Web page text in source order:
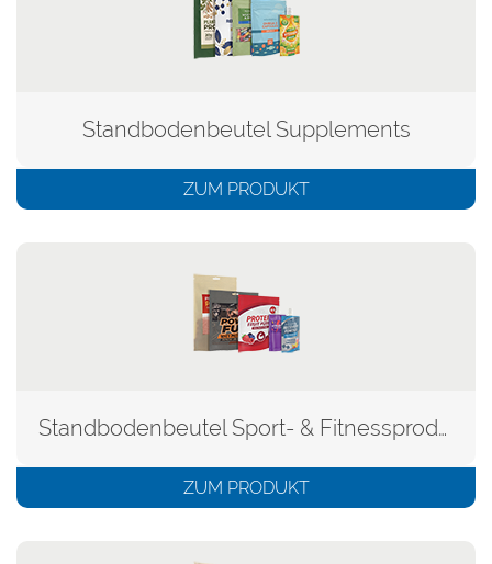
Standbodenbeutel Supplements
ZUM PRODUKT
Standbodenbeutel Sport- & Fitnessprodukte
ZUM PRODUKT